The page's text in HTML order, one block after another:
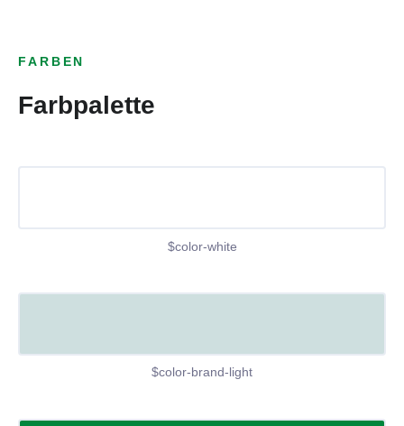
FARBEN
Farbpalette
$color-white
$color-brand-light